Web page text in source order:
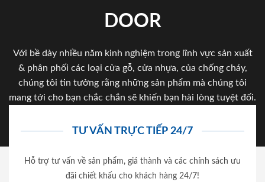
DOOR
Với bề dày nhiều năm kinh nghiệm trong lĩnh vực sản xuất
& phân phối các loại cửa gỗ, cửa nhựa, của chống cháy,
chúng tôi tin tưởng rằng những sản phẩm mà chúng tôi
mang tới cho bạn chắc chắn sẽ khiến bạn hài lòng tuyệt đối.
TƯ VẤN TRỰC TIẾP 24/7
Hỗ trợ tư vấn về sản phẩm, giá thành và các chính sách ưu
đãi chiết khấu cho khách hàng 24/7!